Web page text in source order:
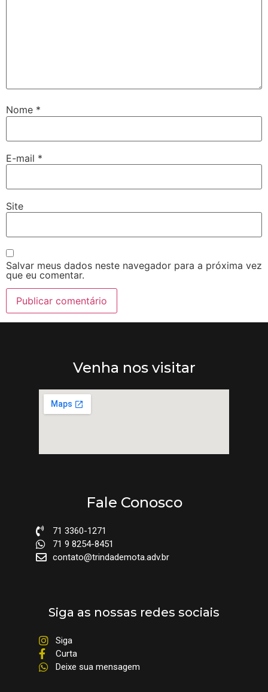
Nome *
E-mail *
Site
Salvar meus dados neste navegador para a próxima vez
que eu comentar.
Venha nos visitar
Fale Conosco
71 3360-1271
71 9 8254-8451
contato@trindademota.adv.br
Siga as nossas redes sociais
Siga
Curta
Deixe sua mensagem